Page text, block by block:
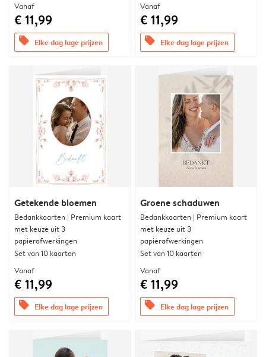
Vanaf
€ 11,99
offers Elke dag lage prijzen
Vanaf
€ 11,99
offers Elke dag lage prijzen
Getekende bloemen
Bedankkaarten | Premium kaart
met keuze uit 3
papierafwerkingen
Set van 10 kaarten
Vanaf
€ 11,99
offers Elke dag lage prijzen
Groene schaduwen
Bedankkaarten | Premium kaart
met keuze uit 3
papierafwerkingen
Set van 10 kaarten
Vanaf
€ 11,99
offers Elke dag lage prijzen